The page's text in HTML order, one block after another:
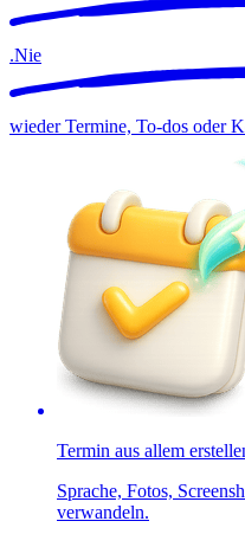
.Nie
wieder Termine, To-dos oder
Termin aus allem
Sprache, Fotos,
verwandeln.